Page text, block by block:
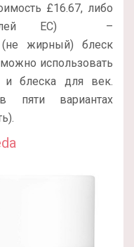
£16.67, либо
ЕС) –
(не жирный) блеск
использовать
и блеска для век.
пяти вариантах